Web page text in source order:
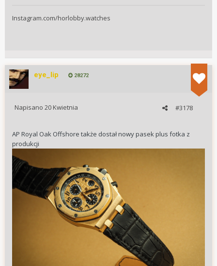
Instagram.com/horlobby.watches
eye_lip 28272
#3178
Napisano 20 Kwietnia
AP Royal Oak Offshore także dostał nowy pasek plus fotka z
produkcji